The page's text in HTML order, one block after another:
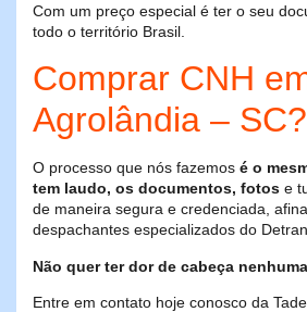
Com um preço especial é ter o seu
todo o território Brasil.
Comprar CNH
Agrolândia – SC?
O processo que nós fazemos é o
tem laudo, os documentos, fotos e
de maneira segura e credenciada,
despachantes especializados do Detran
Não quer ter dor de cabeça nenhuma
Entre em contato hoje conosco da